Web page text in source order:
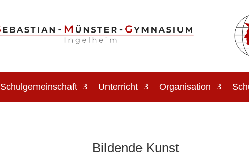
Schulgemeinschaft Unterricht Organisation
Bildende Kunst